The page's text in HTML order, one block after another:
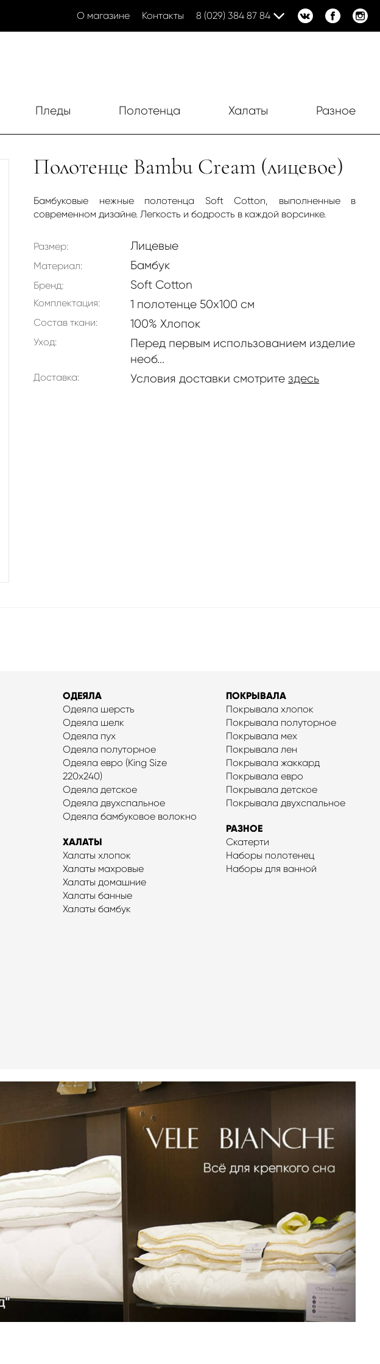
О магазине Контакты 8 (029) 384 87 84
Пледы Полотенца Халаты Разное
Полотенце Bambu Cream (лицевое)
Бамбуковые нежные полотенца Soft Cotton, выполненные в
современном дизайне. Легкость и бодрость в каждой ворсинке.
Размер: Лицевые
Материал: Бамбук
Бренд: Soft Cotton
Комплектация: 1 полотенце 50х100 см
Состав ткани: 100% Хлопок
Уход:
Перед первым использованием изделие
необ...
Доставка: Условия доставки смотритездесь
ОДЕЯЛА
Одеяла шерсть
Одеяла шелк
Одеяла пух
Одеяла полуторное
Одеяла евро (King Size
220x240)
Одеяла детское
Одеяла двухспальное
Одеяла бамбуковое волокно
ХАЛАТЫ
Халаты хлопок
Халаты махровые
Халаты домашние
Халаты банные
Халаты бамбук
ПОКРЫВАЛА
Покрывала хлопок
Покрывала полуторное
Покрывала мех
Покрывала лен
Покрывала жаккард
Покрывала евро
Покрывала детское
Покрывала двухспальное
РАЗНОЕ
Скатерти
Наборы полотенец
Наборы для ванной